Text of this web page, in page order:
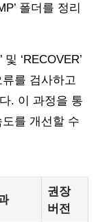
폴더를 정리
‘RECOVER’
를 검사하고
. 이 과정을 통
를 개선할 수
권장
버전